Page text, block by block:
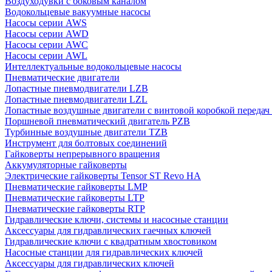
Водокольцевые вакуумные насосы
Насосы серии AWS
Насосы серии AWD
Насосы серии AWC
Насосы серии AWL
Интеллектуальные водокольцевые насосы
Пневматические двигатели
Лопастные пневмодвигатели LZB
Лопастные пневмодвигатели LZL
Лопастные воздушные двигатели с винтовой коробкой
Поршневой пневматический двигатель PZB
Турбинные воздушные двигатели TZB
Инструмент для болтовых соединений
Гайковерты непрерывного вращения
Аккумуляторные гайковерты
Электрические гайковерты Tensor ST Revo HA
Пневматические гайковерты LMP
Пневматические гайковерты LTP
Пневматические гайковерты RTP
Гидравлические ключи, системы и насосные станции
Аксессуары для гидравлических гаечных ключей
Гидравлические ключи с квадратным хвостовиком
Насосные станции для гидравлических ключей
Аксессуары для гидравлических ключей